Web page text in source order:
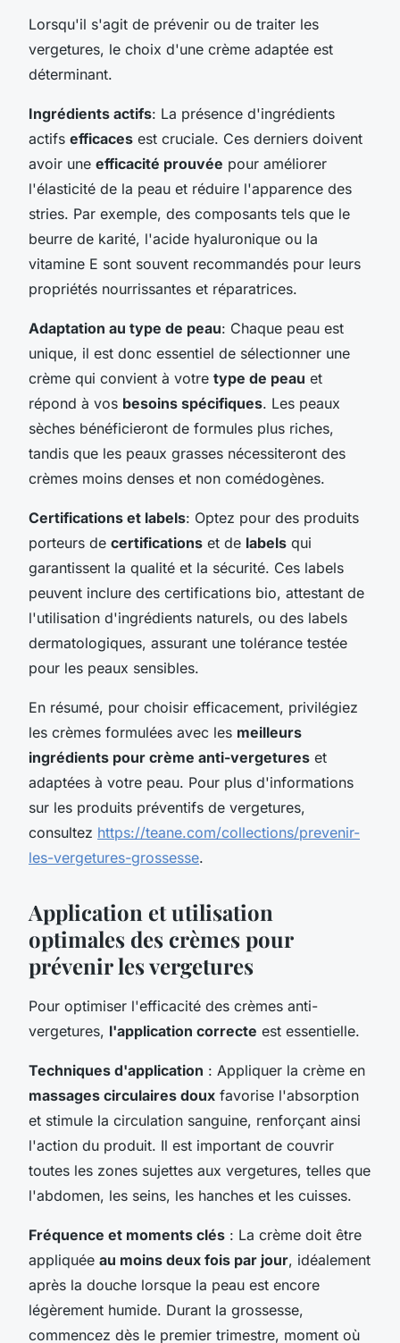
Lorsqu'il s'agit de prévenir ou de traiter les
vergetures, le choix d'une crème adaptée est
déterminant.
Ingrédients actifs: La présence d'ingrédients
actifs efficaces est cruciale. Ces derniers doivent
avoir une efficacité prouvée pour améliorer
l'élasticité de la peau et réduire l'apparence des
stries. Par exemple, des composants tels que le
beurre de karité, l'acide hyaluronique ou la
vitamine E sont souvent recommandés pour leurs
propriétés nourrissantes et réparatrices.
Adaptation au type de peau: Chaque peau est
unique, il est donc essentiel de sélectionner une
crème qui convient à votre type de peau et
répond à vos besoins spécifiques. Les peaux
sèches bénéficieront de formules plus riches,
tandis que les peaux grasses nécessiteront des
crèmes moins denses et non comédogènes.
Certifications et labels: Optez pour des produits
porteurs de certifications et de labels qui
garantissent la qualité et la sécurité. Ces labels
peuvent inclure des certifications bio, attestant de
l'utilisation d'ingrédients naturels, ou des labels
dermatologiques, assurant une tolérance testée
pour les peaux sensibles.
En résumé, pour choisir efficacement, privilégiez
les crèmes formulées avec les meilleurs
ingrédients pour crème anti-vergetures et
adaptées à votre peau. Pour plus d'informations
sur les produits préventifs de vergetures,
consultez https://teane.com/collections/prevenir-
les-vergetures-grossesse.
Application et utilisation
optimales des crèmes pour
prévenir les vergetures
Pour optimiser l'efficacité des crèmes anti-
vergetures, l'application correcte est essentielle.
Techniques d'application : Appliquer la crème en
massages circulaires doux favorise l'absorption
et stimule la circulation sanguine, renforçant ainsi
l'action du produit. Il est important de couvrir
toutes les zones sujettes aux vergetures, telles que
l'abdomen, les seins, les hanches et les cuisses.
Fréquence et moments clés : La crème doit être
appliquée au moins deux fois par jour, idéalement
après la douche lorsque la peau est encore
légèrement humide. Durant la grossesse,
commencez dès le premier trimestre, moment où